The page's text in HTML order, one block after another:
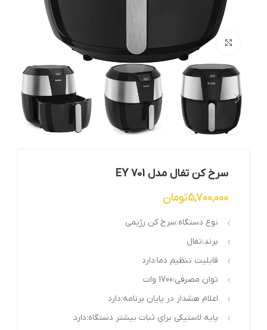
بزرگنمایی تصویر
سرخ کن تفال مدل EY 701
5,700,000تومان
نوع دستگاه:سرخ کن رژیمی
برند:تفال
قابلیت تنظیم دما:دارد
توان مصرفی:1700 وات
اعلام هشدار در پایان برنامه:دارد
پایه لاستیکی برای ثبات بیشتر دستگاه:دارد